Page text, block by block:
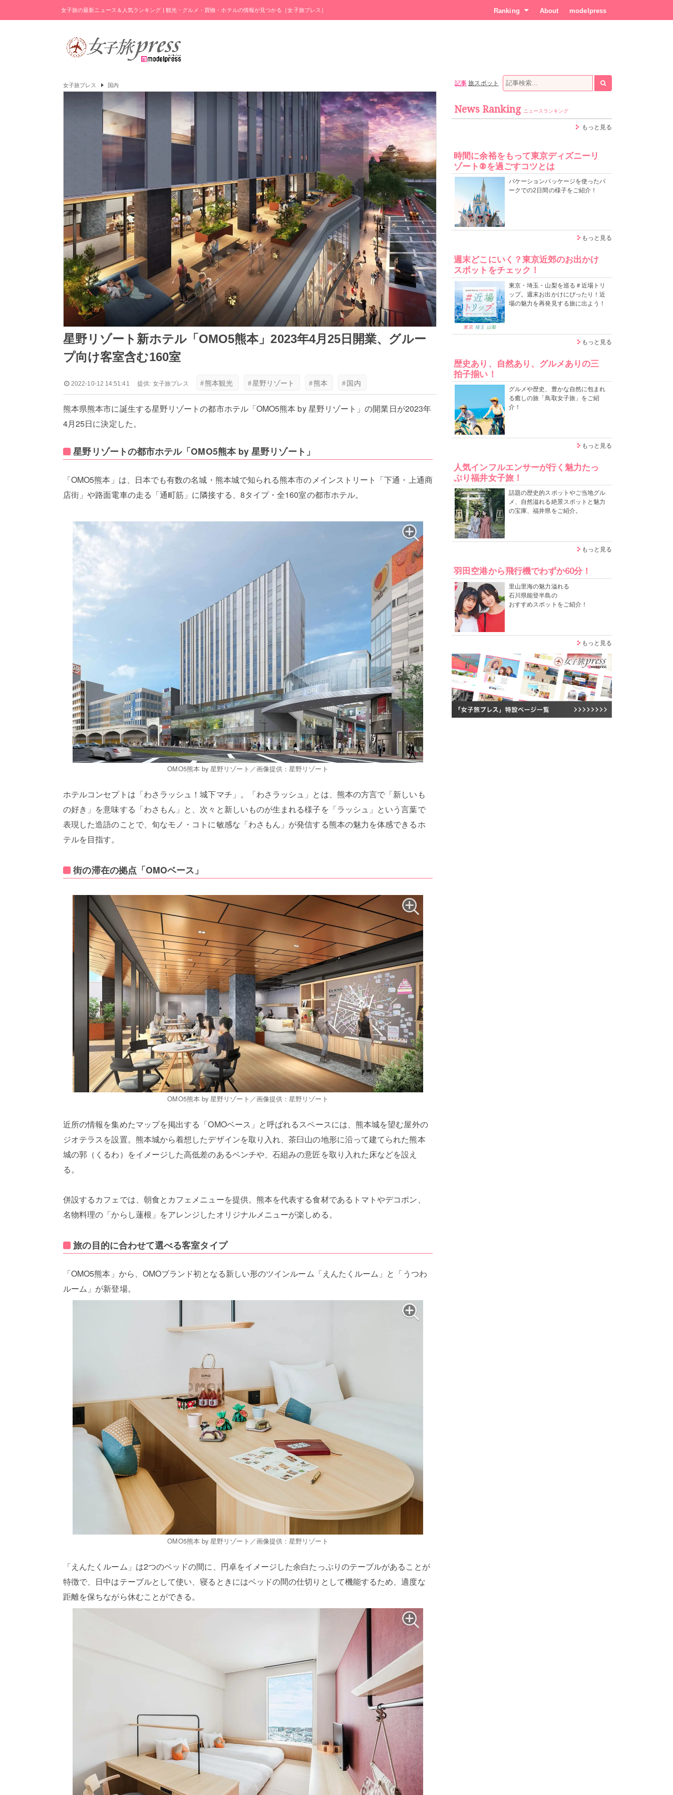
女子旅の最新ニュース＆人気ランキング | 観光・グルメ・買物・ホテルの情報が見つかる［女子旅プレス］ Ranking About modelpress
女子旅プレス 国内
星野リゾート新ホテル「OMO5熊本」2023年4月25日開業、グルー
プ向け客室含む160室
2022-10-12 14:51:41 提供: 女子旅プレス #熊本観光 # 星野リゾート #熊本 # 国内
熊本県熊本市に誕生する星野リゾートの都市ホテル「OMO5熊本 by 星野リゾート」の開業日が2023年
4月25日に決定した。
星野リゾートの都市ホテル「OMO5熊本 by 星野リゾート」
「OMO5熊本」は、日本でも有数の名城・熊本城で知られる熊本市のメインストリート「下通・上通商
店街」や路面電車の走る「通町筋」に隣接する、8タイプ・全160室の都市ホテル。
OMO5熊本 by 星野リゾート／画像提供：星野リゾート
ホテルコンセプトは「わさラッシュ！城下マチ」。「わさラッシュ」とは、熊本の方言で「新しいも
の好き」を意味する「わさもん」と、次々と新しいものが生まれる様子を「ラッシュ」という言葉で
表現した造語のことで、旬なモノ・コトに敏感な「わさもん」が発信する熊本の魅力を体感できるホ
テルを目指す。
街の滞在の拠点「OMOベース」
OMO5熊本 by 星野リゾート／画像提供：星野リゾート
近所の情報を集めたマップを掲出する「OMOベース」と呼ばれるスペースには、熊本城を望む屋外の
ジオテラスを設置。熊本城から着想したデザインを取り入れ、茶臼山の地形に沿って建てられた熊本
城の郭（くるわ）をイメージした高低差のあるベンチや、石組みの意匠を取り入れた床などを設え
る。
併設するカフェでは、朝食とカフェメニューを提供。熊本を代表する食材であるトマトやデコポン、
名物料理の「からし蓮根」をアレンジしたオリジナルメニューが楽しめる。
旅の目的に合わせて選べる客室タイプ
「OMO5熊本」から、OMOブランド初となる新しい形のツインルーム「えんたくルーム」と「うつわ
ルーム」が新登場。
OMO5熊本 by 星野リゾート／画像提供：星野リゾート
「えんたくルーム」は2つのベッドの間に、円卓をイメージした余白たっぷりのテーブルがあることが
特徴で、日中はテーブルとして使い、寝るときにはベッドの間の仕切りとして機能するため、適度な
距離を保ちながら休むことができる。
記事 旅スポット
News Ranking ニュースランキング
もっと見る
時間に余裕をもって東京ディズニーリ
ゾート®を過ごすコツとは
バケーションパッケージを使ったパ
ークでの2日間の様子をご紹介！
もっと見る
週末どこにいく？東京近郊のお出かけ
スポットをチェック！
東京・埼玉・山梨を巡る＃近場トリ
ップ。週末お出かけにぴったり！近
場の魅力を再発見する旅に出よう！
もっと見る
歴史あり、自然あり、グルメありの三
拍子揃い！
グルメや歴史、豊かな自然に包まれ
る癒しの旅「鳥取女子旅」をご紹
介！
もっと見る
人気インフルエンサーが行く魅力たっ
ぷり福井女子旅！
話題の歴史的スポットやご当地グル
メ、自然溢れる絶景スポットと魅力
の宝庫、福井県をご紹介。
もっと見る
羽田空港から飛行機でわずか60分！
里山里海の魅力溢れる
石川県能登半島の
おすすめスポットをご紹介！
もっと見る